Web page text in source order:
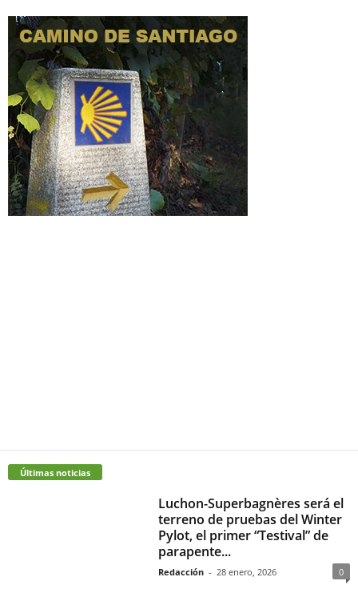
Últimas noticias
Luchon-Superbagnères será el
terreno de pruebas del Winter
Pylot, el primer “Testival” de
parapente...
Redacción - 28 enero, 2026 0